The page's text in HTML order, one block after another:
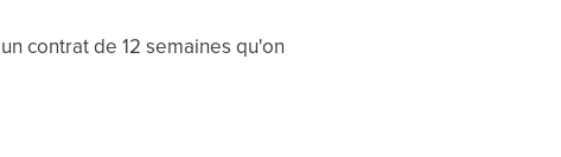
contrat de 12 semaines qu'on